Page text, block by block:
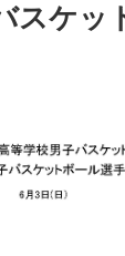
スケッ